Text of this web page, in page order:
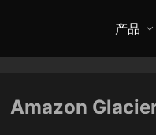
产品
Amazon